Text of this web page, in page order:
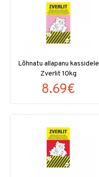
Lõhnatu allapanu kassidele
Zverlit 10kg
8.69€